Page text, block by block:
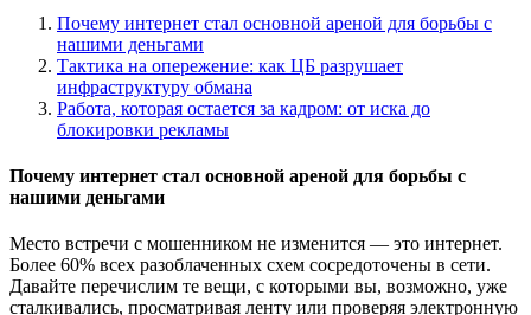
Почему интернет стал основной ареной для борьбы с
нашими деньгами
Тактика на опережение: как ЦБ разрушает
инфраструктуру обмана
Работа, которая остается за кадром: от иска до
блокировки рекламы
Почему интернет стал основной ареной для борьбы с
нашими деньгами
Место встречи с мошенником не изменится — это интернет.
Более 60% всех разоблаченных схем сосредоточены в сети.
Давайте перечислим те вещи, с которыми вы, возможно, уже
сталкивались, просматривая ленту или проверяя электронную